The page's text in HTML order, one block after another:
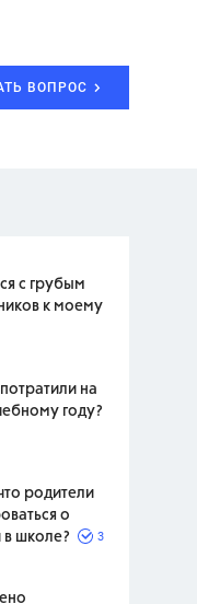
ВОПРОС
с грубым
к моему
на
году?
родители
о
в школе?
3